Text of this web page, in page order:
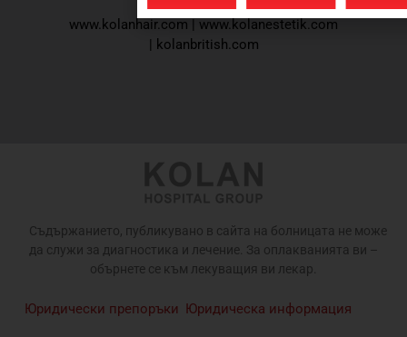
www.kolanhair.com | www.kolanestetik.com
| kolanbritish.com
Съдържанието, публикувано в сайта на болницата не може
да служи за диагностика и лечение. За оплакванията ви –
обърнете се към лекуващия ви лекар.
Юридически препоръки Юридическа информация